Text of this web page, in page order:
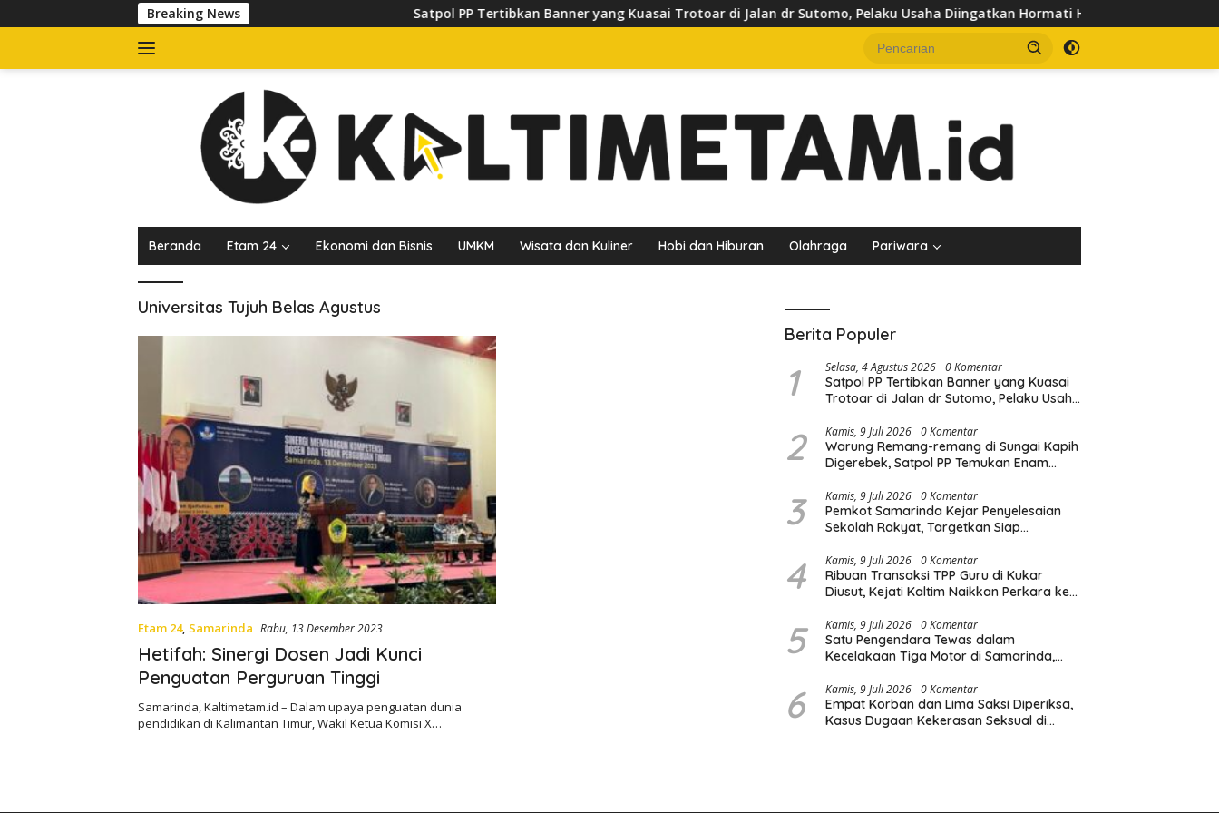
ke
Breaking News Satpol PP Tertibkan Banner yang Kuasai Trotoar di Jalan dr Sutomo, Pelaku Usaha Diingatkan Hormati Hak Pejalan Kaki
Beranda Etam 24 Ekonomi dan Bisnis UMKM Wisata dan Kuliner Hobi dan Hiburan Olahraga Pariwara
Universitas Tujuh Belas Agustus
Etam 24, Samarinda Rabu, 13 Desember 2023
Hetifah: Sinergi Dosen Jadi Kunci
Penguatan Perguruan Tinggi
Samarinda, Kaltimetam.id – Dalam upaya penguatan dunia
pendidikan di Kalimantan Timur, Wakil Ketua Komisi X…
Berita Populer
1 Selasa, 4 Agustus 2026 0 Komentar
Satpol PP Tertibkan Banner yang Kuasai
Trotoar di Jalan dr Sutomo, Pelaku Usaha
2 Kamis, 9 Juli 2026 0 Komentar
Warung Remang-remang di Sungai Kapih
Digerebek, Satpol PP Temukan Enam
3 Kamis, 9 Juli 2026 0 Komentar
Pemkot Samarinda Kejar Penyelesaian
Sekolah Rakyat, Targetkan Siap
4 Kamis, 9 Juli 2026 0 Komentar
Ribuan Transaksi TPP Guru di Kukar
Diusut, Kejati Kaltim Naikkan Perkara ke
5 Kamis, 9 Juli 2026 0 Komentar
Satu Pengendara Tewas dalam
Kecelakaan Tiga Motor di Samarinda,
6 Kamis, 9 Juli 2026 0 Komentar
Empat Korban dan Lima Saksi Diperiksa,
Kasus Dugaan Kekerasan Seksual di